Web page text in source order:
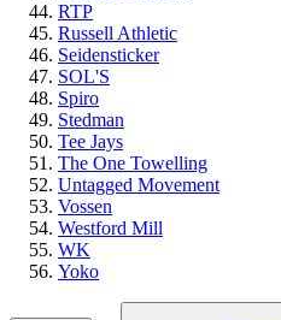
RTP
Russell Athletic
Seidensticker
SOL'S
Spiro
Stedman
Tee Jays
The One Towelling
Untagged Movement
Vossen
Westford Mill
WK
Yoko